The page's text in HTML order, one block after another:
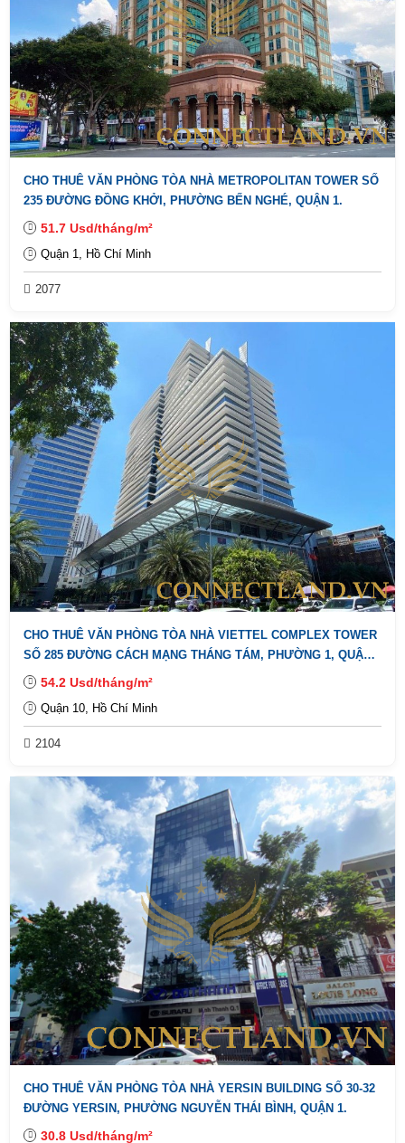
CHO THUÊ VĂN PHÒNG TÒA NHÀ METROPOLITAN TOWER SỐ
235 ĐƯỜNG ĐỒNG KHỞI, PHƯỜNG BẾN NGHÉ, QUẬN 1.
51.7 Usd/tháng/m²
Quận 1, Hồ Chí Minh
2077
CHO THUÊ VĂN PHÒNG TÒA NHÀ VIETTEL COMPLEX TOWER
SỐ 285 ĐƯỜNG CÁCH MẠNG THÁNG TÁM, PHƯỜNG 1, QUẬN
10.
54.2 Usd/tháng/m²
Quận 10, Hồ Chí Minh
2104
CHO THUÊ VĂN PHÒNG TÒA NHÀ YERSIN BUILDING SỐ 30-32
ĐƯỜNG YERSIN, PHƯỜNG NGUYỄN THÁI BÌNH, QUẬN 1.
30.8 Usd/tháng/m²